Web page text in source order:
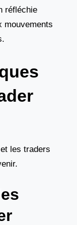
réfléchie
mouvements
les traders